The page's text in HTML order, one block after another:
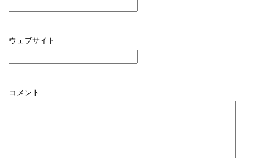
ウェブサイト
コメント